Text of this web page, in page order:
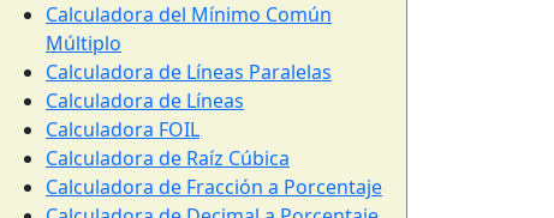
Calculadora del Mínimo Común
Múltiplo
Calculadora de Líneas Paralelas
Calculadora de Líneas
Calculadora FOIL
Calculadora de Raíz Cúbica
Calculadora de Fracción a Porcentaje